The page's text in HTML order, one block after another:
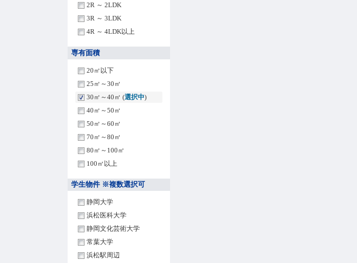
2R ～ 2LDK
3R ～ 3LDK
4R ～ 4LDK以上
専有面積
20㎡以下
25㎡～30㎡
30㎡～40㎡ (選択中)
40㎡～50㎡
50㎡～60㎡
70㎡～80㎡
80㎡～100㎡
100㎡以上
学生物件 ※複数選択可
静岡大学
浜松医科大学
静岡文化芸術大学
常葉大学
浜松駅周辺